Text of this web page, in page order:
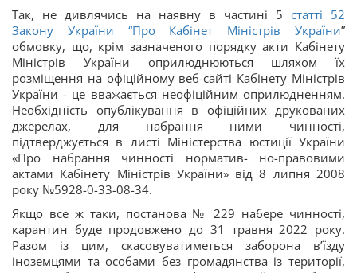
Так, не дивлячись на наявну в частині 5 статті 52
Закону України “Про Кабінет Міністрів України”
обмовку, що, крім зазначеного порядку акти Кабінету
Міністрів України оприлюднюються шляхом їх
розміщення на офіційному веб-сайті Кабінету Міністрів
України - це вважається неофіційним оприлюдненням.
Необхідність опублікування в офіційних друкованих
джерелах, для набрання ними чинності,
підтверджується в листі Міністерства юстиції України
«Про набрання чинності норматив- но-правовими
актами Кабінету Міністрів України» від 8 липня 2008
року №5928-0-33-08-34.
Якщо все ж таки, постанова № 229 набере чинності,
карантин буде продовжено до 31 травня 2022 року.
Разом із цим, скасовуватиметься заборона в’їзду
іноземцями та особами без громадянства із території,